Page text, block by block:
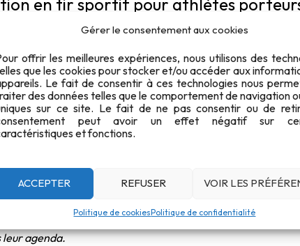
Gérer le consentement aux cookies
offrir les meilleures expériences, nous utilisons des
que les cookies pour stocker et/ou accéder aux
Le fait de consentir à ces technologies nous
des données telles que le comportement de navigation
sur ce site. Le fait de ne pas consentir ou de
peut avoir un effet négatif sur
et fonctions.
ACCEPTER REFUSER VOIR LES
Politique de cookiesPolitique de confidentialité
en tir sportif pour athlètes
de déficience physique sera organisée le week-
dès à présent compléter le formulaire en ligne via le lien
documents à prévoir, organisation précise du week-end,
leur agenda.